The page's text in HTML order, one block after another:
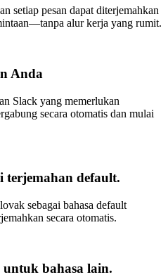
setiap pesan dapat diterjemahkan
alur kerja yang rumit.
Anda
Slack yang memerlukan
secara otomatis dan mulai
terjemahan default.
sebagai bahasa default
secara otomatis.
bahasa lain.